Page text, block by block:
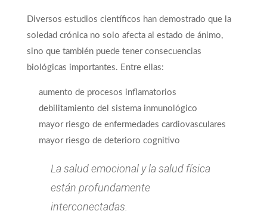
Diversos estudios científicos han demostrado que la
soledad crónica no solo afecta al estado de ánimo,
sino que también puede tener consecuencias
biológicas importantes. Entre ellas:
aumento de procesos inflamatorios
debilitamiento del sistema inmunológico
mayor riesgo de enfermedades cardiovasculares
mayor riesgo de deterioro cognitivo
La salud emocional y la salud física
están profundamente
interconectadas.